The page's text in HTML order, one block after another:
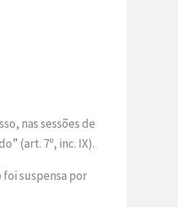
nas sessões de
(art. 7º, inc. IX).
suspensa por